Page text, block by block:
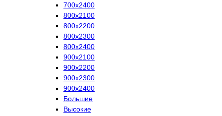
700х2400
800х2100
800х2200
800х2300
800х2400
900х2100
900х2200
900х2300
900х2400
Большие
Высокие